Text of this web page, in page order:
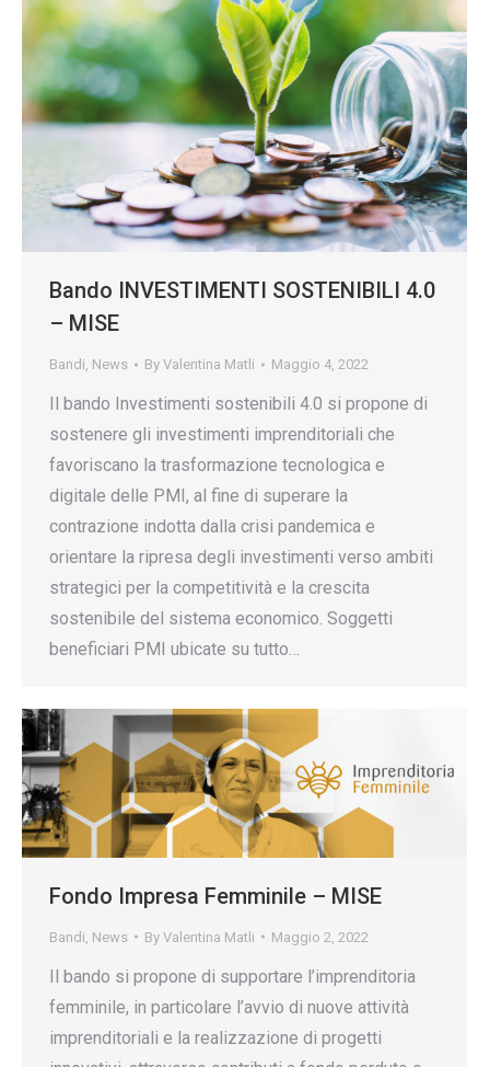
Bando INVESTIMENTI SOSTENIBILI 4.0
– MISE
Bandi, News By Valentina Matli Maggio 4, 2022
Il bando Investimenti sostenibili 4.0 si propone di
sostenere gli investimenti imprenditoriali che
favoriscano la trasformazione tecnologica e
digitale delle PMI, al fine di superare la
contrazione indotta dalla crisi pandemica e
orientare la ripresa degli investimenti verso ambiti
strategici per la competitività e la crescita
sostenibile del sistema economico. Soggetti
beneficiari PMI ubicate su tutto…
Fondo Impresa Femminile – MISE
Bandi News By Valentina Matli Maggio 2, 2022
Il bando si propone di supportare l’imprenditoria
femminile, in particolare l’avvio di nuove attività
imprenditoriali e la realizzazione di progetti